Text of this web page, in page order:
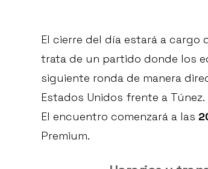
El cierre del día estará a cargo
trata de un partido donde los
siguiente ronda de manera
Estados Unidos frente a Túnez.
El encuentro comenzará a las
Premium.